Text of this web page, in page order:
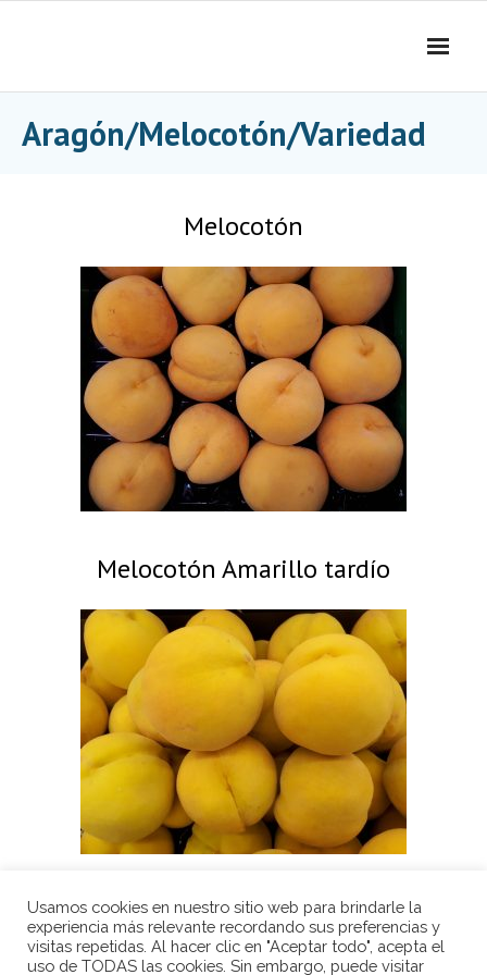
Aragón/Melocotón/Variedad
Melocotón
Melocotón Amarillo tardío
Usamos cookies en nuestro sitio web para brindarle la
experiencia más relevante recordando sus preferencias y
visitas repetidas. Al hacer clic en "Aceptar todo", acepta el
uso de TODAS las cookies. Sin embargo, puede visitar